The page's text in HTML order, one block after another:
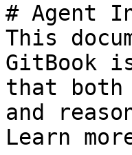
# Agent
This
GitBook
that both
and
Learn